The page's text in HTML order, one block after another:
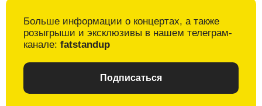
Больше информации о концертах, а также
розыгрыши и эксклюзивы в нашем телеграм-
канале: fatstandup
Подписаться